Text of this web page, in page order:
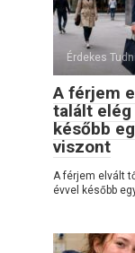
Érdekes
A férjem
talált elég
később
viszont
A férjem elvált
évvel később